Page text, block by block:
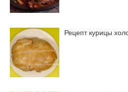
Рецепт курицы